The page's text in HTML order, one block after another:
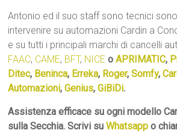
Antonio ed il suo staff sono tecnici
intervenire su automazioni Cardin a
e su tutti i principali marchi di cancelli
FAAC, CAME, BFT, NICE oAPRIMATIC,
Ditec, Beninca, Erreka, Roger,Somfy,
Automazioni,Genius,GiBiDi.
Assistenza efficace su ogni modello
sulla Secchia. Scrivi suWhatsapp o